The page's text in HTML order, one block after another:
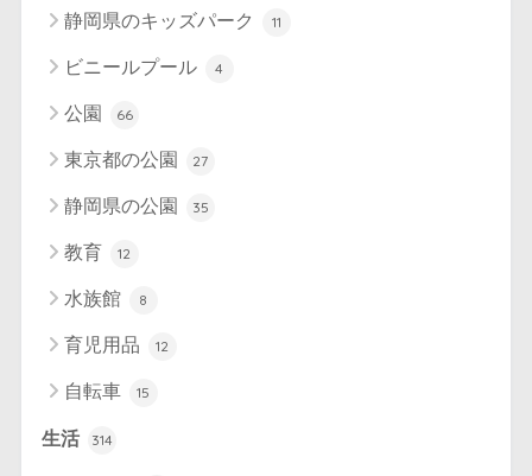
静岡県のキッズパーク 11
ビニールプール 4
公園 66
東京都の公園 27
静岡県の公園 35
教育 12
水族館 8
育児用品 12
自転車 15
生活 314